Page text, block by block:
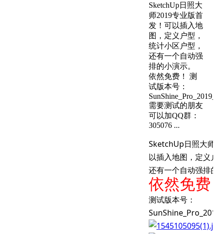
SketchUp日照大
师2019专业版首
发！可以插入地
图，定义户型，
统计小区户型，
还有一个自动强
排的小演示。
依然免费！ 测
试版本号：
需要测试的朋友
可以加QQ群：
305076 ...
SketchUp日照大
以插入地图，定义
还有一个自动强排
依然免
测试版本号：